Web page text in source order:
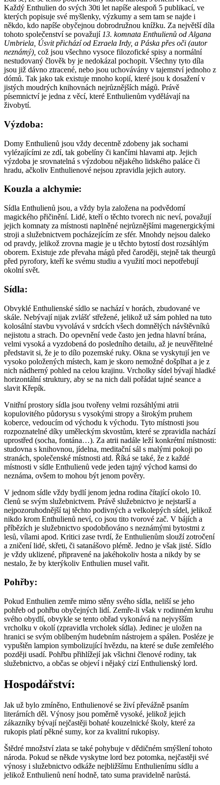
Každý Enthulien do svých 30ti let napíše alespoň 5 publikací, ve
kterých popisuje své myšlenky, výzkumy a sem tam se najde i
někdo, kdo napíše obyčejnou dobrodružnou knížku. Za největší díla
tohoto společenství se považují 13. komnata Enthulienů od Algana
Umbriela, Úsvit přichází od Ezraela Irdy, a Páska přes oči (autor
neznámý), což jsou všechno vysoce filozofické spisy a normální
nestudovaný člověk by je nedokázal pochopit. Všechny tyto díla
jsou již dávno ztracené, nebo jsou uchovávány v tajemství jednoho z
dómů. Tak jako tak existuje mnoho kopií, které jsou k dosažení v
jistých moudrých knihovnách nejrůznějších mágů. Právě
písemnictví je jedna z věcí, které Enthulienům vydělávají na
živobytí.
Výzdoba:
Domy Enthulienů jsou vždy decentně zdobeny jak sochami
vylézajícími ze zdí, tak gobelíny či kančími hlavami atp. Jejich
výzdoba je srovnatelná s výzdobou nějakého lidského paláce či
hradu, ačkoliv Enthulienové nejsou zpravidla jejich autory.
Kouzla a alchymie:
Sídla Enthulienů jsou, a vždy byla založena na podvědomí
magického přičinění. Lidé, kteří o těchto tvorech nic neví, považují
jejich komnaty za místnosti naplněné nejrůznějšími magenergickými
stroji a služebnictvem pocházejícím ze sfér. Mnohdy nejsou daleko
od pravdy, jelikož zrovna magie je u těchto bytostí dost rozsáhlým
oborem. Existuje zde převaha mágů před čaroději, stejně tak theurgů
před pyrofory, kteří ke svému studiu a využití moci nepotřebují
okolní svět.
Sídla:
Obvyklé Enthulienské sídlo se nachází v horách, zbudované ve
skále. Nebývají nijak zvlášť střežené, jelikož už sám pohled na tuto
kolosální stavbu vyvolává v srdcích všech domnělých návštěvníků
nejistotu a strach. Do opevnění vede často jen jedna hlavní brána,
velmi vysoká a vyzdobená do posledního detailu, až je neuvěřitelné
představit si, že je to dílo pozemské ruky. Okna se vyskytují jen ve
vysoko položených místech, kam je skoro nemožné došplhat a je z
nich nádherný pohled na celou krajinu. Vrcholky sídel bývají hladké
horizontální struktury, aby se na nich dali pořádat tajné seance a
slavit Křepík.
Vnitřní prostory sídla jsou tvořeny velmi rozsáhlými atrii
kopulovitého půdorysu s vysokými stropy a širokým pruhem
koberce, vedoucím od východu k východu. Tyto místnosti jsou
rozpoznatelné díky uměleckým skvostům, které se zpravidla nachází
uprostřed (socha, fontána…). Za atrii nadále leží konkrétní místnosti:
studovna s knihovnou, jídelna, meditační sál s malými pokoji po
stranách, společenské místnosti atd. Říká se také, že z každé
místnosti v sídle Enthulienů vede jeden tajný východ kamsi do
neznáma, ovšem to mohou být jenom pověry.
V jednom sídle vždy bydlí jenom jedna rodina čítající okolo 10.
členů se svým služebnictvem. Právě služebnictvo je nejstarší a
nejpozoruhodnější taj těchto podivných a velkolepých sídel, jelikož
nikdo krom Enthulienů neví, co jsou tito tvorové zač. V bájích a
příbězích je služebnictvo spodobňováno s neznámými bytostmi z
lesů, vílami apod. Kritici zase tvrdí, že Enthulienům slouží zotročení
a zničení lidé, skřeti, či satanášovo plémě. Jedno je však jisté. Sídlo
je vždy uklizené, připravené na jakéhokoliv hosta a nikdy by se
nestalo, že by kterýkoliv Enthulien musel vařit.
Pohřby:
Pokud Enthulien zemře mimo stěny svého sídla, neliší se jeho
pohřeb od pohřbu obyčejných lidí. Zemře-li však v rodinném kruhu
svého obydlí, obvykle se tento obřad vykonává na nejvyšším
vrcholku v okolí (zpravidla vrcholek sídla). Jedinec je uložen na
hranici se svým oblíbeným hudebním nástrojem a spálen. Posléze je
vypuštěn lampion symbolizující hvězdu, na které se duše zemřelého
později usadí. Pohřbu přihlížejí jak všichni členové rodiny, tak
služebnictvo, a občas se objeví i nějaký cizí Enthulienský lord.
Hospodářství:
Jak už bylo zmíněno, Enthulienové se živí převážně psaním
literárních děl. Výnosy jsou poměrně vysoké, jelikož jejich
zákazníky bývají nejčastěji bohaté kouzelnické školy, které za
rukopis platí pěkné sumy, kor za kvalitní rukopisy.
Štědré množství zlata se také pohybuje v dědičném smýšlení tohoto
národa. Pokud se někde vyskytne lord bez potomka, nejčastěji své
výnosy i služebnictvo odkáže nejbližšímu Enthulienímu sídlu a
jelikož Enthulienů není hodně, tato suma pravidelně narůstá.